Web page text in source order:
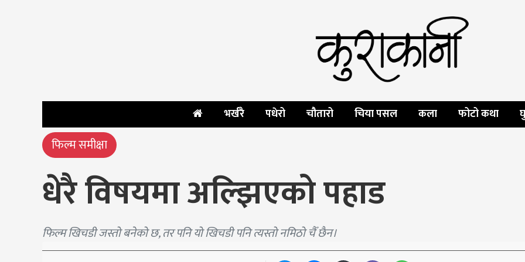
भर्खरै पधेरो चौतारो चिया पसल कला फोटो कथा
फिल्म समीक्षा
धेरै विषयमा अल्झिएको पहाड
फिल्म खिचडी जस्तो बनेको छ, तर पनि यो खिचडी पनि त्यस्तो नमिठो चैँ छैन।